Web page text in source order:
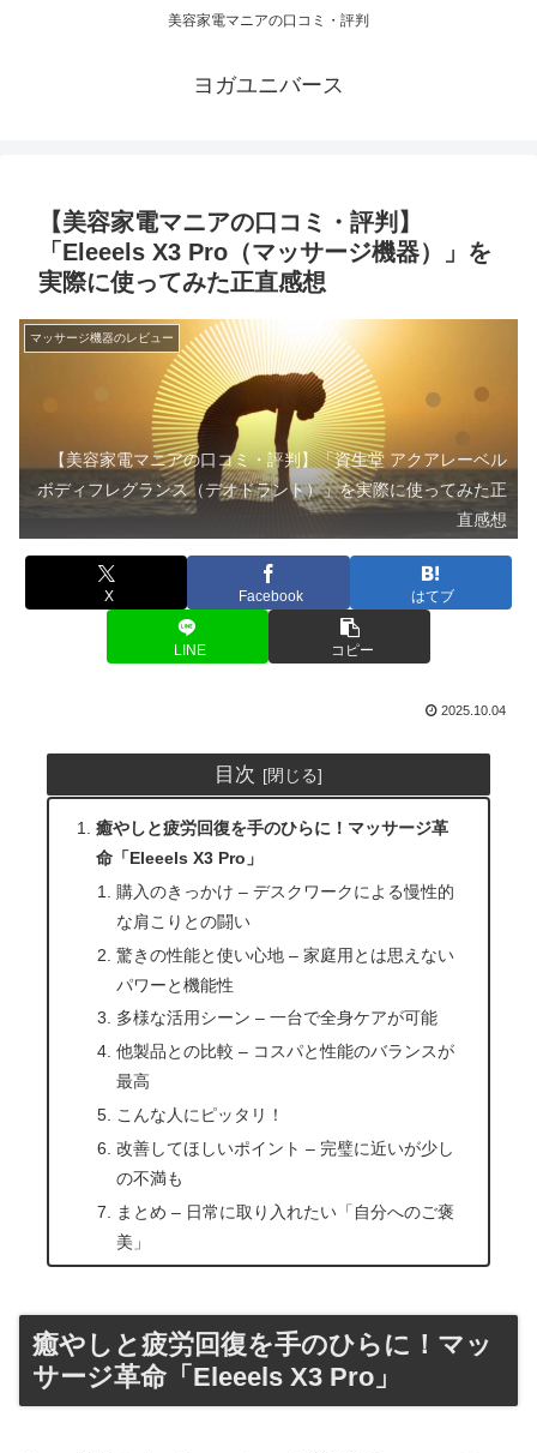
美容家電マニアの口コミ・評判
ヨガユニバース
【美容家電マニアの口コミ・評判】
「Eleeels X3 Pro（マッサージ機器）」を
実際に使ってみた正直感想
マッサージ機器のレビュー
【美容家電マニアの口コミ・評判】「資生堂 アクアレーベル
ボディフレグランス（デオドラント）」を実際に使ってみた正
直感想
X Facebook はてブ
LINE コピー
2025.10.04
目次
癒やしと疲労回復を手のひらに！マッサージ革
命「Eleeels X3 Pro」
購入のきっかけ – デスクワークによる慢性的
な肩こりとの闘い
驚きの性能と使い心地 – 家庭用とは思えない
パワーと機能性
多様な活用シーン – 一台で全身ケアが可能
他製品との比較 – コスパと性能のバランスが
最高
こんな人にピッタリ！
改善してほしいポイント – 完璧に近いが少し
の不満も
まとめ – 日常に取り入れたい「自分へのご褒
美」
癒やしと疲労回復を手のひらに！マッ
サージ革命「Eleeels X3 Pro」